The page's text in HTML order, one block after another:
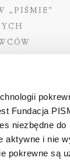
Fundacja
niezbędne do
aktywne i nie
pokrewne są
„PIŚMIE”